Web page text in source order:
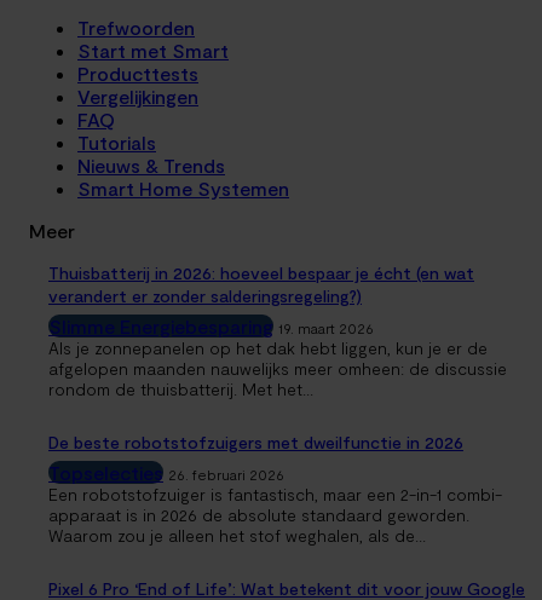
Trefwoorden
Start met Smart
Producttests
Vergelijkingen
FAQ
Tutorials
Nieuws & Trends
Smart Home Systemen
Meer
Thuisbatterij in 2026: hoeveel bespaar je écht (en wat
verandert er zonder salderingsregeling?)
Slimme Energiebesparing 19. maart 2026
Als je zonnepanelen op het dak hebt liggen, kun je er de
afgelopen maanden nauwelijks meer omheen: de discussie
rondom de thuisbatterij. Met het...
De beste robotstofzuigers met dweilfunctie in 2026
Topselecties 26. februari 2026
Een robotstofzuiger is fantastisch, maar een 2-in-1 combi-
apparaat is in 2026 de absolute standaard geworden.
Waarom zou je alleen het stof weghalen, als de...
Pixel 6 Pro ‘End of Life’: Wat betekent dit voor jouw Google